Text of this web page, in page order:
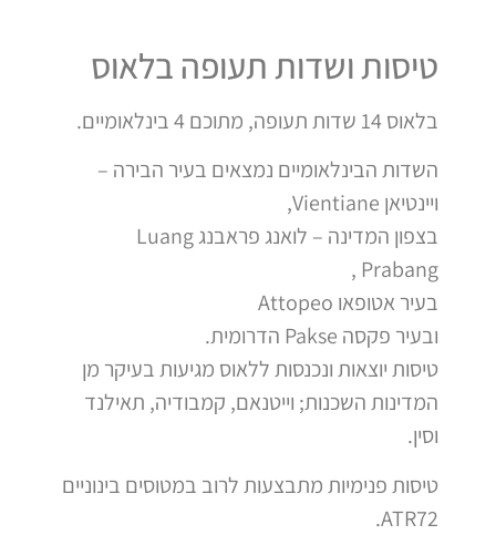
טיסות ושדות תעופה בלאוס
בלאוס 14 שדות תעופה, מתוכם 4 בינלאומיים.
השדות הבינלאומיים נמצאים בעיר הבירה –
ויינטיאן Vientiane,
בצפון המדינה – לואנג פראבנג Luang
Prabang ,
בעיר אטופאו Attopeo
ובעיר פקסה Pakse הדרומית.
טיסות יוצאות ונכנסות ללאוס מגיעות בעיקר מן
המדינות השכנות; וייטנאם, קמבודיה, תאילנד
וסין.
טיסות פנימיות מתבצעות לרוב במטוסים בינוניים
ATR72.